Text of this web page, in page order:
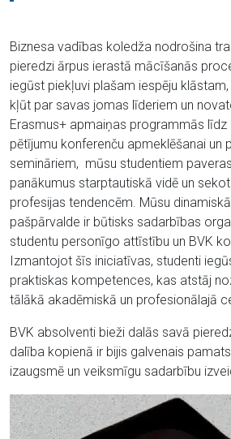
Biznesa vadības koledža nodrošina
pieredzi ārpus ierastā mācīšanās
iegūst piekļuvi plašam iespēju
kļūt par savas jomas līderiem un
Erasmus+ apmaiņas programmās
pētījumu konferenču apmeklēšanai un
semināriem, mūsu studentiem
panākumus starptautiskā vidē un
profesijas tendencēm. Mūsu
pašpārvalde ir būtisks sadarbības
studentu personīgo attīstību un BVK
Izmantojot šīs iniciatīvas, studenti
praktiskas kompetences, kas atstāj
tālākā akadēmiskā un profesionālajā
BVK absolventi bieži dalās savā
dalība kopienā ir bijis galvenais
izaugsmē un veiksmīgu sadarbību